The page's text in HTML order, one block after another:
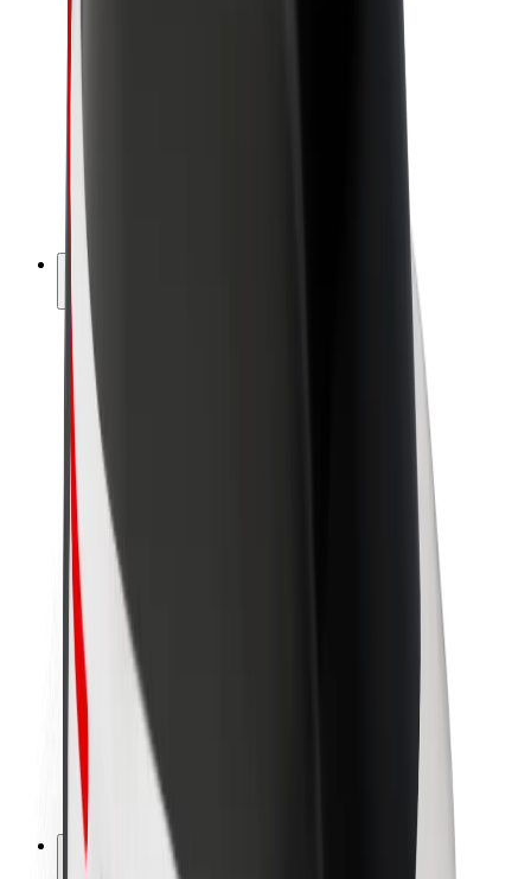
Companie
Blog
Centrul de presă
Manual de brand
Misiune
Relații cu investitorii
Conducere
Brand
Fondul Urban
Siguranță